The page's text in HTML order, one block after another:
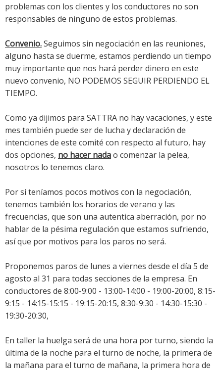
problemas con los clientes y los conductores no son
responsables de ninguno de estos problemas.
Convenio.Seguimos sin negociación en las reuniones,
alguno hasta se duerme, estamos perdiendo un tiempo
muy importante que nos hará perder dinero en este
nuevo convenio, NO PODEMOS SEGUIR PERDIENDO EL
TIEMPO.
Como ya dijimos para SATTRA no hay vacaciones, y este
mes también puede ser de lucha y declaración de
intenciones de este comité con respecto al futuro, hay
dos opciones, no hacer nadao comenzar la pelea,
nosotros lo tenemos claro.
Por si teníamos pocos motivos con la negociación,
tenemos también los horarios de verano y las
frecuencias, que son una autentica aberración, por no
hablar de la pésima regulación que estamos sufriendo,
así que por motivos para los paros no será.
Proponemos paros de lunes a viernes desde el día 5 de
agosto al 31 para todas secciones de la empresa. En
conductores de 8:00-9:00 - 13:00-14:00 - 19:00-20:00, 8:15-
9:15 - 14:15-15:15 - 19:15-20:15, 8:30-9:30 - 14:30-15:30 -
19:30-20:30,
En taller la huelga será de una hora por turno, siendo la
última de la noche para el turno de noche, la primera de
la mañana para el turno de mañana, la primera hora de